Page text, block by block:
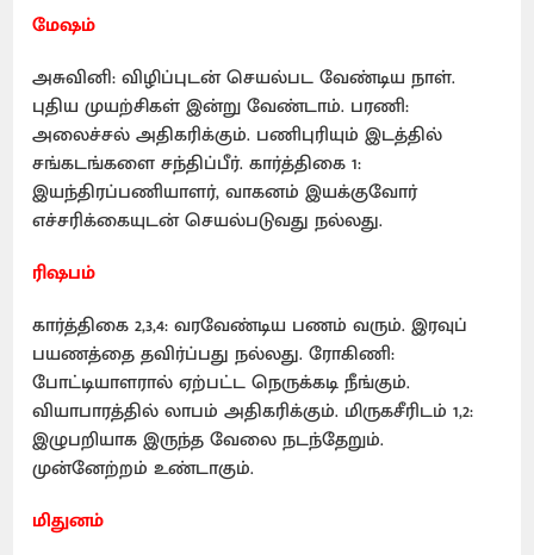
மேஷம்
அசுவினி: விழிப்புடன் செயல்பட வேண்டிய நாள்.
புதிய முயற்சிகள் இன்று வேண்டாம். பரணி:
அலைச்சல் அதிகரிக்கும். பணிபுரியும் இடத்தில்
சங்கடங்களை சந்திப்பீர். கார்த்திகை 1:
இயந்திரப்பணியாளர், வாகனம் இயக்குவோர்
எச்சரிக்கையுடன் செயல்படுவது நல்லது.
ரிஷபம்
கார்த்திகை 2,3,4: வரவேண்டிய பணம் வரும். இரவுப்
பயணத்தை தவிர்ப்பது நல்லது. ரோகிணி:
போட்டியாளரால் ஏற்பட்ட நெருக்கடி நீங்கும்.
வியாபாரத்தில் லாபம் அதிகரிக்கும். மிருகசீரிடம் 1,2:
இழுபறியாக இருந்த வேலை நடந்தேறும்.
முன்னேற்றம் உண்டாகும்.
மிதுனம்